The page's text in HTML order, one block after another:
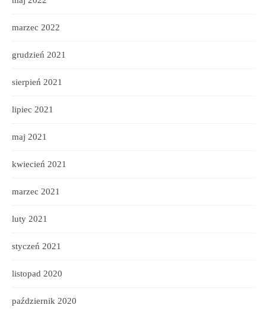
marzec 2022
grudzień 2021
sierpień 2021
lipiec 2021
maj 2021
kwiecień 2021
marzec 2021
luty 2021
styczeń 2021
listopad 2020
październik 2020